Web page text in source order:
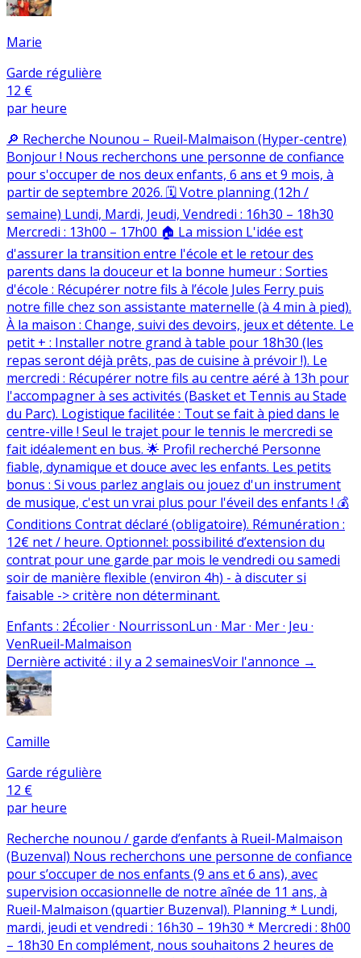
Marie
Garde régulière
12 €
par heure
🔎 Recherche Nounou – Rueil-Malmaison (Hyper-centre)
Bonjour ! Nous recherchons une personne de confiance
pour s'occuper de nos deux enfants, 6 ans et 9 mois, à
partir de septembre 2026. 🗓️ Votre planning (12h /
semaine) Lundi, Mardi, Jeudi, Vendredi : 16h30 – 18h30
Mercredi : 13h00 – 17h00 🏠 La mission L'idée est
d'assurer la transition entre l'école et le retour des
parents dans la douceur et la bonne humeur : Sorties
d'école : Récupérer notre fils à l’école Jules Ferry puis
notre fille chez son assistante maternelle (à 4 min à pied).
À la maison : Change, suivi des devoirs, jeux et détente. Le
petit + : Installer notre grand à table pour 18h30 (les
repas seront déjà prêts, pas de cuisine à prévoir !). Le
mercredi : Récupérer notre fils au centre aéré à 13h pour
l'accompagner à ses activités (Basket et Tennis au Stade
du Parc). Logistique facilitée : Tout se fait à pied dans le
centre-ville ! Seul le trajet pour le tennis le mercredi se
fait idéalement en bus. 🌟 Profil recherché Personne
fiable, dynamique et douce avec les enfants. Les petits
bonus : Si vous parlez anglais ou jouez d'un instrument
de musique, c'est un vrai plus pour l'éveil des enfants ! 💰
Conditions Contrat déclaré (obligatoire). Rémunération :
12€ net / heure. Optionnel: possibilité d’extension du
contrat pour une garde par mois le vendredi ou samedi
soir de manière flexible (environ 4h) - à discuter si
faisable -> critère non déterminant.
Enfants : 2Écolier · NourrissonLun · Mar · Mer · Jeu ·
VenRueil-Malmaison
Dernière activité : il y a 2 semainesVoir l'annonce →
Camille
Garde régulière
12 €
par heure
Recherche nounou / garde d’enfants à Rueil-Malmaison
(Buzenval) Nous recherchons une personne de confiance
pour s’occuper de nos enfants (9 ans et 6 ans), avec
supervision occasionnelle de notre aînée de 11 ans, à
Rueil-Malmaison (quartier Buzenval). Planning * Lundi,
mardi, jeudi et vendredi : 16h30 – 19h30 * Mercredi : 8h00
– 18h30 En complément, nous souhaitons 2 heures de